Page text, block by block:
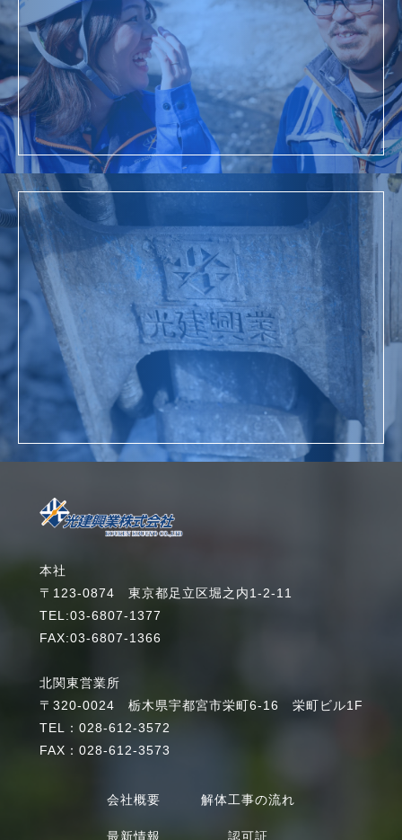
採用情報
詳細を見る
お問い合わせ
詳細を見る
本社
〒123-0874 東京都足立区堀之内1-2-11
TEL:03-6807-1377
FAX:03-6807-1366
北関東営業所
〒320-0024 栃木県宇都宮市栄町6-16 栄町ビル1F
TEL：028-612-3572
FAX：028-612-3573
会社概要
最新情報
解体工事の流れ
認可証